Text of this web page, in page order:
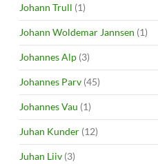
Johann Trull (1)
Johann Woldemar Jannsen (1)
Johannes Alp (3)
Johannes Parv (45)
Johannes Vau (1)
Juhan Kunder (12)
Juhan Liiv (3)